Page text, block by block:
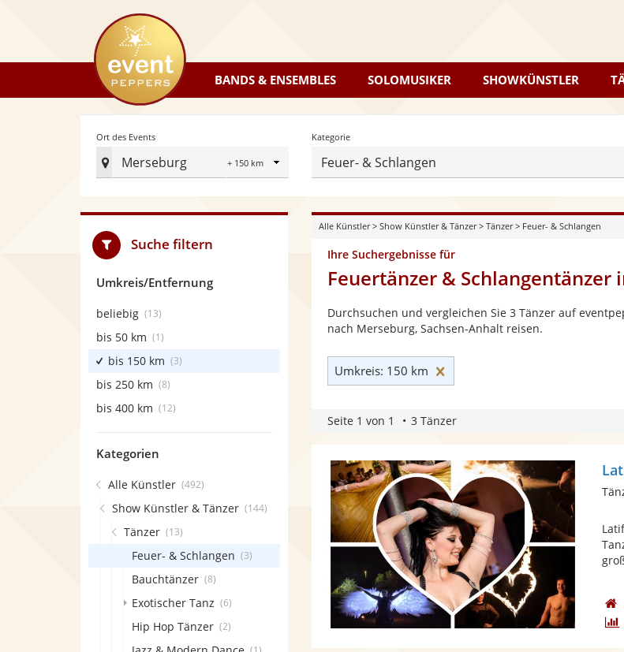
eventpeppers
BANDS & ENSEMBLES SOLOMUSIKER SHOWKÜNSTLER
Ort des Events
Merseburg
Radius
Ort
Events
festlegen
Kategorie
Feuer- & Schlangen
Alle Künstler> Show Künstler & Tänzer> Tänzer> Feuer- & Schlangen
Ihre Suchergebnisse für
Feuertänzer & Schlangentänzer
Durchsuchen und vergleichen Sie 3 Tänzer auf
nach Merseburg, Sachsen-Anhalt reisen.
Umkreis: 150 km
Seite 1 von 1 3 Tänzer
Suche filtern
Umkreis/Entfernung
beliebig (13)
bis 50 km (1)
bis 150 km (3)
bis 250 km (8)
bis 400 km (12)
Kategorien
Alle Künstler (492)
Show Künstler & Tänzer (144)
Tänzer (13)
Feuer- & Schlangen (3)
Bauchtänzer (8)
Exotischer Tanz (6)
Hip Hop Tänzer (2)